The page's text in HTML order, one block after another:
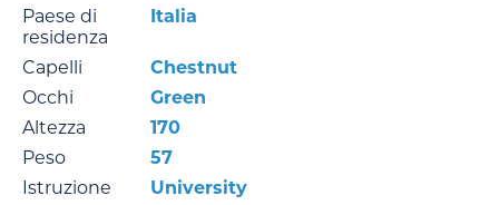
Paese di
residenza
Italia
Capelli
Chestnut
Occhi
Green
Altezza
170
Peso
57
Istruzione
University